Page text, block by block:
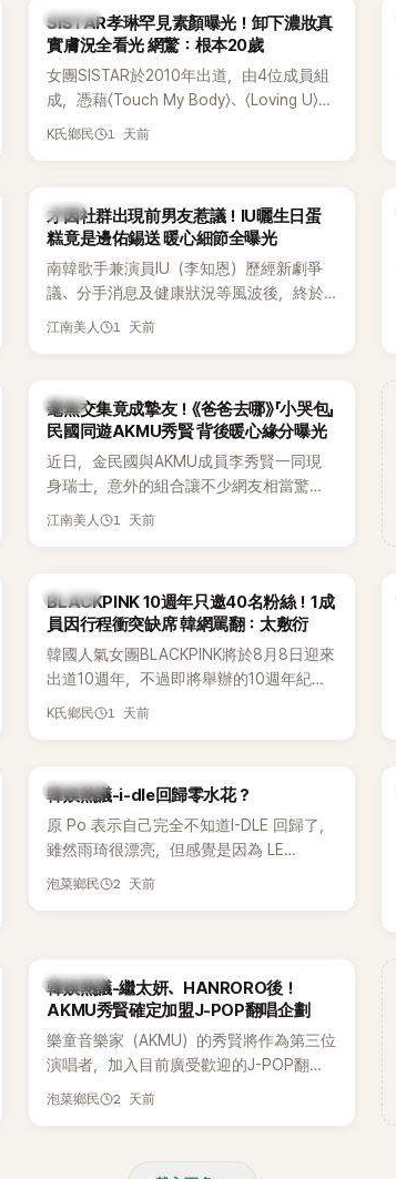
K-POP
SISTAR孝琳罕見素顏曝光！卸下濃妝真
實膚況全看光 網驚：根本20歲
女團SISTAR於2010年出道，由4位成員組
成，憑藉〈Touch My Body〉、〈Loving U〉、
〈Shake It〉等一連串夏日神曲紅遍亞洲，獲
的孝琳，近日在社群分享與「排球女王」金軟
景聚餐的日常，不僅展現兩人多年不變的
好交情，她幾乎素顏入鏡的真實模樣，也
意外掀起網友熱議。
K氏鄉民 1 天前
韓星
才因社群出現前男友惹議！IU曬生日蛋
糕竟是邊佑錫送 暖心細節全曝光
南韓歌手兼演員IU（李知恩）歷經新劇爭
議、分手消息及健康狀況等風波後，終於
睽違3個月更新社群平台，一口氣曬出20
尖網友發現暗藏玄機，在韓網引發兩波討
論。
江南美人 1 天前
韓星
毫無交集竟成摯友！《爸爸去哪》「小哭包」
民國同遊AKMU秀賢 背後暖心緣分曝光
近日，金民國與AKMU成員李秀賢一同現
身瑞士，意外的組合讓不少網友相當驚
訝。兩人過去幾乎沒有公開交集，如今卻
江南美人 1 天前
K-POP
BLACKPINK 10週年只邀40名粉絲！1成
員因行程衝突缺席 韓網罵翻：太敷衍
韓國人氣女團BLACKPINK將於8月8日迎來
出道10週年，不過即將舉辦的10週年紀念
Meet & Greet活動，依舊無法看到四人合
絲熱議。
K氏鄉民 1 天前
熱議討論
韓娛熱議-i-dle回歸零水花？
原 Po 表示自己完全不知道I-DLE 回歸了，
雖然雨琦很漂亮，但感覺是因為 LE
SSERAFIM 和 aespa 佔據了市場。
泡菜鄉民 2 天前
熱議討論
韓娛熱議-繼太妍、HANRORO後！
AKMU秀賢確定加盟J-POP翻唱企劃
樂童音樂家（AKMU）的秀賢將作為第三位
演唱者，加入目前廣受歡迎的J-POP翻唱
企劃。繼太妍和Hanroro之後，秀賢已獲
泡菜鄉民 2 天前